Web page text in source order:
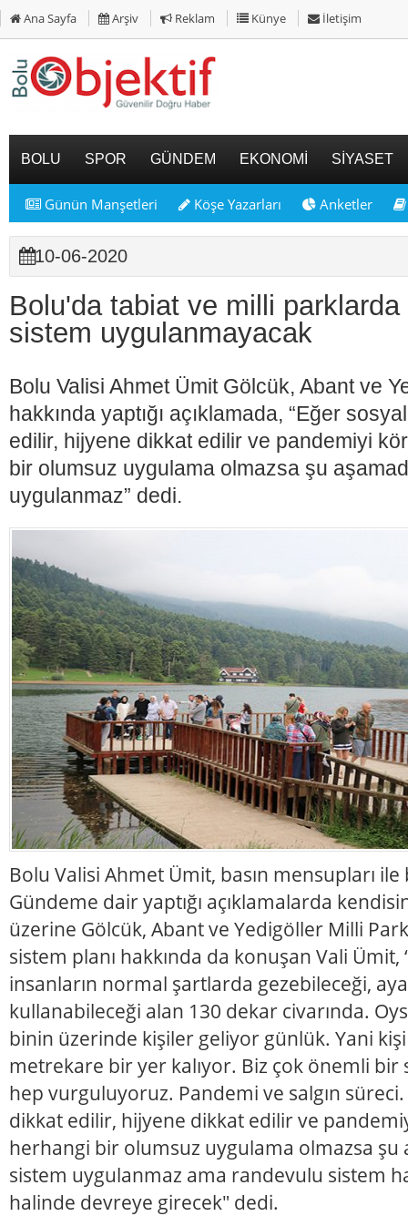
Ana Sayfa Arşiv Reklam Künye İletişim
BOLU SPOR GÜNDEM EKONOMİ SİYASET
Günün Manşetleri Köşe Yazarları Anketler
10-06-2020
Bolu'da tabiat ve milli
sistem uygulanmayacak
Bolu Valisi Ahmet Ümit Gölcük, Abant ve
hakkında yaptığı açıklamada, “Eğer
edilir, hijyene dikkat edilir ve pandemiyi
bir olumsuz uygulama olmazsa şu
uygulanmaz” dedi.
Bolu Valisi Ahmet Ümit, basın mensupları
Gündeme dair yaptığı açıklamalarda
üzerine Gölcük, Abant ve Yedigöller Milli
sistem planı hakkında da konuşan Vali Ümit,
insanların normal şartlarda gezebileceği,
kullanabileceği alan 130 dekar civarında.
binin üzerinde kişiler geliyor günlük. Yani kişi
metrekare bir yer kalıyor. Biz çok önemli bir
hep vurguluyoruz. Pandemi ve salgın
dikkat edilir, hijyene dikkat edilir ve
herhangi bir olumsuz uygulama olmazsa
sistem uygulanmaz ama randevulu sistem
halinde devreye girecek" dedi.